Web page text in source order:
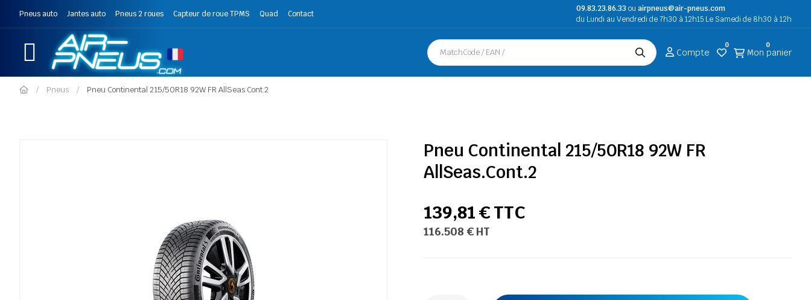
Pneus auto Jantes auto Pneus 2 roues Capteur de roue TPMS Quad Contact
09.83.23.86.33ou airpneus@air-pneus.com
du Lundi au Vendredi de 7h30 à 12h15 Le Samedi de 8h30 à 12h
Compte
0
Mon panier
0
Pneus Pneu Continental 215/50R18 92W FR AllSeas.Cont.2
Pneu Continental 215/50R18 92W FR
AllSeas.Cont.2
139,81 € TTC
116.508 € HT